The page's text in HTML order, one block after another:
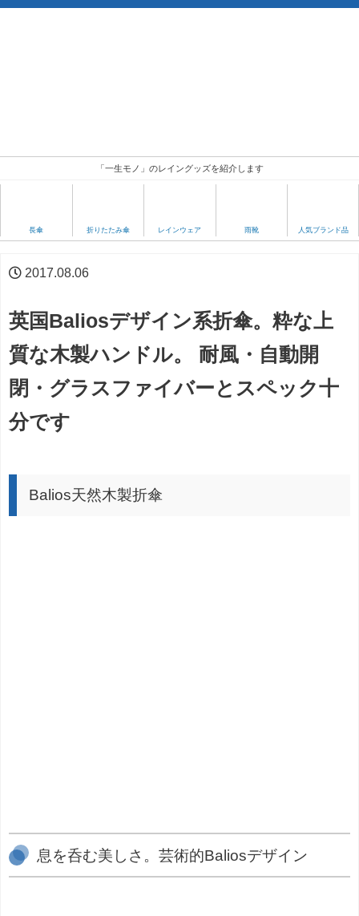
「一生モノ」のレイングッズを紹介します
長傘 折りたたみ傘 レインウェア 雨靴 人気ブランド品
2017.08.06
英国Baliosデザイン系折傘。粋な上
質な木製ハンドル。 耐風・自動開
閉・グラスファイバーとスペック十
分です
Balios天然木製折傘
息を呑む美しさ。芸術的Baliosデザイン